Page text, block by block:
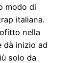
modo di
italiana.
nella
dà inizio ad
solo da